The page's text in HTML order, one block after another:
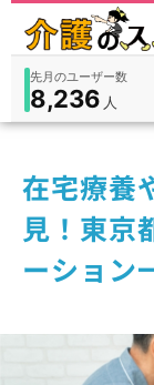
在宅9,360入所3,194
人
累計問い合わせ数
185件
在宅療養
見！東京
ーション